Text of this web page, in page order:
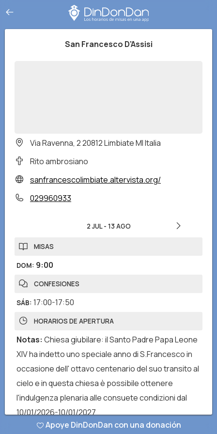
San Francesco D'Assisi
Via Ravenna, 2 20812 Limbiate MI Italia
Rito ambrosiano
sanfrancescolimbiate.altervista.org/
029960933
2 JUL- 13 AGO
MISAS
DOM: 9:00
CONFESIONES
SÁB: 17:00-17:50
HORARIOS DE APERTURA
Notas: Chiesa giubilare: il Santo Padre Papa Leone
XIV ha indetto uno speciale anno di S.Francesco in
occasione dell' ottavo centenario del suo transito al
cielo e in questa chiesa è possibile ottenere
l'indulgenza plenaria alle consuete condizioni dal
10/01/2026-10/01/2027
Apoye DinDonDan con una donación